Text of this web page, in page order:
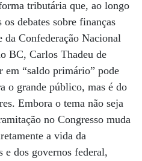
tributária que, ao longo
os debates sobre finanças
Confederação Nacional
BC, Carlos Thadeu de
em “saldo primário” pode
o grande público, mas é do
Embora o tema não seja
no Congresso muda
a vida da
e dos governos federal,